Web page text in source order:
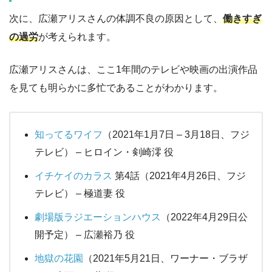
次に、広瀬アリスさんの体調不良の原因として、 働きすぎ
の過労が考えられます。
広瀬アリスさんは、ここ1年間のテレビや映画の出演作品
を見ても明らかに多忙であることがわかります。
知ってるワイフ
（2021年1月7日 – 3月18日、フジ
テレビ） – ヒロイン・剣崎澪 役
イチケイのカラス 第4話（2021年4月26日、フジ
テレビ） – 極道妻 役
劇場版ラジエーションハウス
（2022年4月29日公
開予定） – 広瀬裕乃 役
地獄の花園
（2021年5月21日、ワーナー・ブラザ